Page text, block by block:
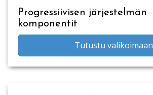
Progressiivisen järjestelmän
komponentit
Tutustu valikoimaan